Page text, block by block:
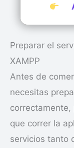
Preparar el
XAMPP
Antes de
necesitas
correctamente,
que correr la
servicios tanto